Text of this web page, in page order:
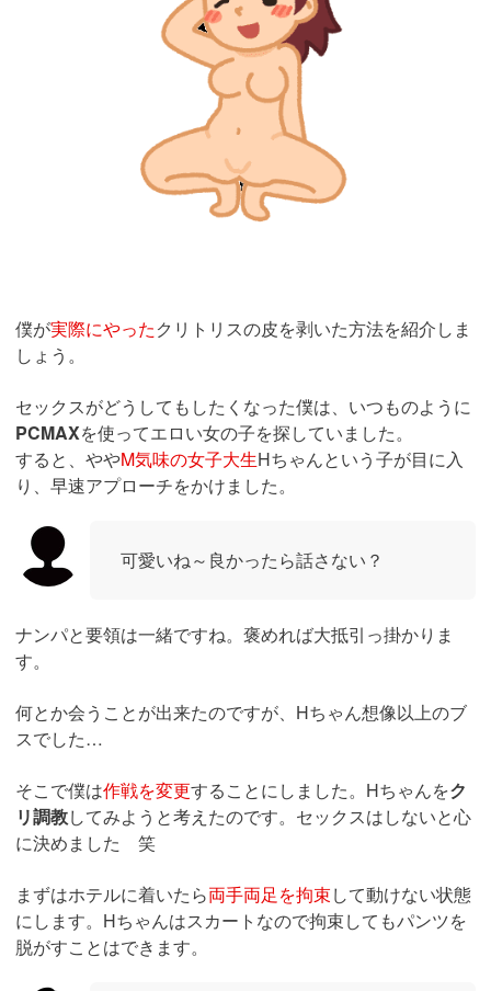
僕が実際にやったクリトリスの皮を剥いた方法を紹介しま
しょう。
セックスがどうしてもしたくなった僕は、いつものように
PCMAXを使ってエロい女の子を探していました。
すると、ややM気味の女子大生Hちゃんという子が目に入
り、早速アプローチをかけました。
可愛いね～良かったら話さない？
ナンパと要領は一緒ですね。褒めれば大抵引っ掛かりま
す。
何とか会うことが出来たのですが、Hちゃん想像以上のブ
スでした…
そこで僕は作戦を変更することにしました。Hちゃんをク
リ調教してみようと考えたのです。セックスはしないと心
に決めました 笑
まずはホテルに着いたら両手両足を拘束して動けない状態
にします。Hちゃんはスカートなので拘束してもパンツを
脱がすことはできます。